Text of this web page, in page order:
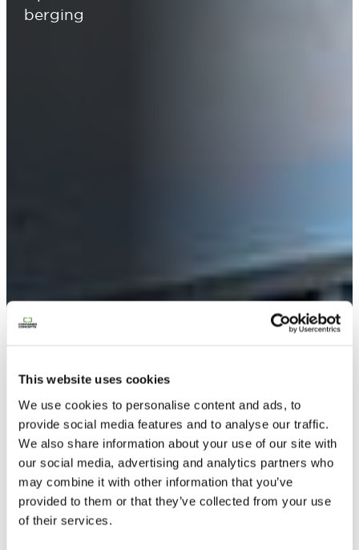
This website uses cookies
We use cookies to personalise content and ads, to
provide social media features and to analyse our traffic.
We also share information about your use of our site with
our social media, advertising and analytics partners who
may combine it with other information that you’ve
provided to them or that they’ve collected from your use
of their services.
berging